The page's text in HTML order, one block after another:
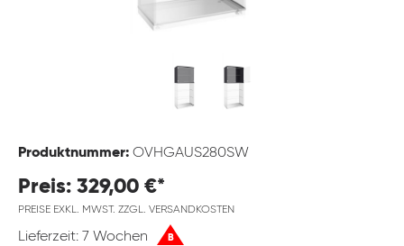
Produktnummer: OVHGAUS280SW
Preis: 329,00 €*
PREISE EXKL. MWST. ZZGL. VERSANDKOSTEN
Lieferzeit: 7 Wochen B